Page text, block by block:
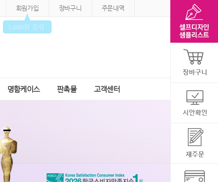
회원가입 장바구니 주문내역
명함케이스 판촉물 고객센터